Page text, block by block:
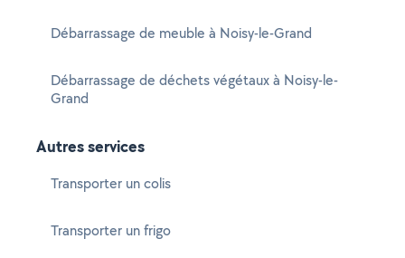
Débarrassage de meuble à Noisy-le-Grand
Débarrassage de déchets végétaux à Noisy-le-
Grand
Autres services
Transporter un colis
Transporter un frigo